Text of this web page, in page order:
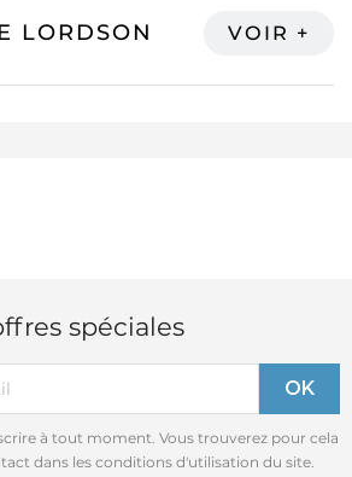
LORDSON
spéciales
à tout moment. Vous trouverez pour cela
dans les conditions d'utilisation du site.